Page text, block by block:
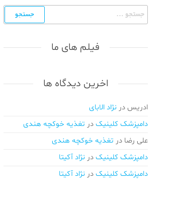
اهلی/
واکسیناسیون
ویزیت
محل/
در ملارد/
جستجو
برای:
فیلم های ما
اخرین دیدگاه ها
ادریسدر نژاد الابای
دامپزشک کلینیکدر تغذیه خوکچه هندی
علی رضا در تغذیه خوکچه هندی
دامپزشک کلینیکدر نژاد آکیتا
دامپزشک کلینیکدر نژاد آکیتا